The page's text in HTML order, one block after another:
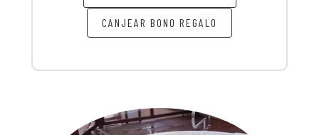
CANJEAR BONO REGALO